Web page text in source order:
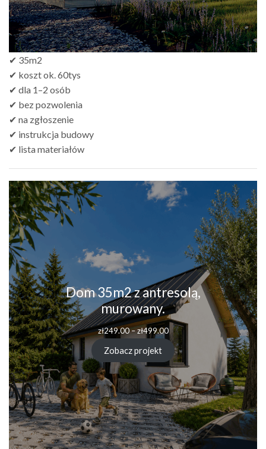
✔ 35m2
✔ koszt ok. 60tys
✔ dla 1–2 osób
✔ bez pozwolenia
✔ na zgłoszenie
✔ instrukcja budowy
✔ lista materiałów
Dom 35m2 z antresolą,
murowany.
zł249.00–zł499.00Zakres
cen:
od
zł249.00
do
zł499.00
Zobacz projekt